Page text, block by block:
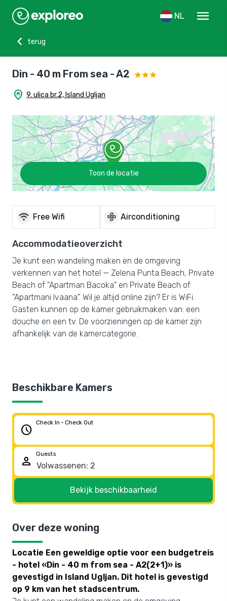
NL
menu
chevron_left
terug
Din - 40 m From sea - A2
home_pin 9. ulica br.2, Island Ugljan
Toon de locatie
wifi Free Wifi mode_fan Airconditioning
Accommodatieoverzicht
Je kunt een wandeling maken en de omgeving
verkennen van het hotel — Zelena Punta Beach, Private
Beach of "Apartman Bacoka" en Private Beach of
"Apartmani Ivaana". Wil je altijd online zijn? Er is WiFi.
Gasten kunnen op de kamer gebruikmaken van: een
douche en een tv. De voorzieningen op de kamer zijn
afhankelijk van de kamercategorie.
Beschikbare Kamers
schedule
Check In - Check Out
person
Guests
Bekijk beschikbaarheid
Over deze woning
Locatie Een geweldige optie voor een budgetreis
- hotel «Din - 40 m from sea - A2(2+1)» is
gevestigd in Island Ugljan. Dit hotel is gevestigd
op 9 km van het stadscentrum.